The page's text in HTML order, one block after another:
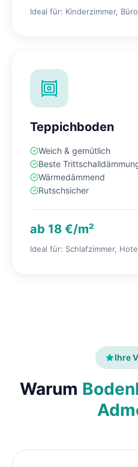
Ideal für: Kinderzimmer, Büro
Teppichboden
Weich & gemütlich
Beste
Wärmedämmend
Rutschsicher
ab 18 €/m²
Ideal für: Schlafzimmer,
Ihre
Warum